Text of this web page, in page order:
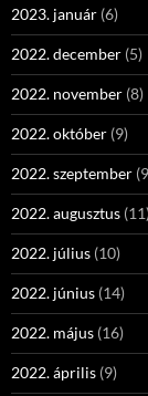
2023. január (6)
2022. december (5)
2022. november (8)
2022. október (9)
2022. szeptember
2022. augusztus
2022. július (10)
2022. június (14)
2022. május (16)
2022. április (9)